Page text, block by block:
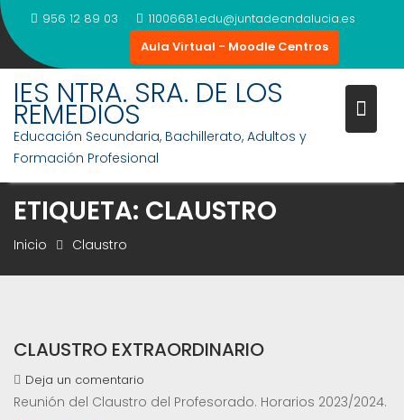
Saltar
al
contenido
956 12 89 03
11006681.edu@juntadeandalucia.es
Aula Virtual - Moodle Centros
IES NTRA. SRA. DE LOS
REMEDIOS
Educación Secundaria, Bachillerato, Adultos y
Formación Profesional
ETIQUETA: CLAUSTRO
Inicio Claustro
CLAUSTRO EXTRAORDINARIO
Deja un comentario
Reunión del Claustro del Profesorado. Horarios 2023/2024.